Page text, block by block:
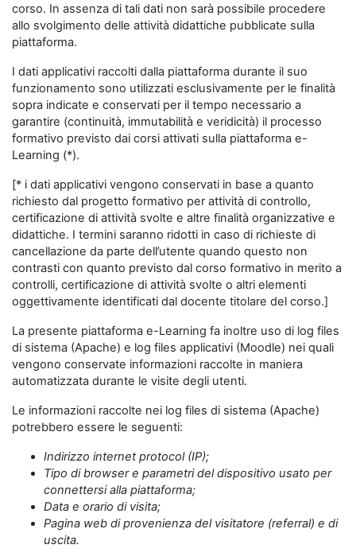
corso. In assenza di tali dati non sarà possibile procedere
allo svolgimento delle attività didattiche pubblicate sulla
piattaforma.
I dati applicativi raccolti dalla piattaforma durante il suo
funzionamento sono utilizzati esclusivamente per le finalità
sopra indicate e conservati per il tempo necessario a
garantire (continuità, immutabilità e veridicità) il processo
formativo previsto dai corsi attivati sulla piattaforma e-
Learning (*).
[* i dati applicativi vengono conservati in base a quanto
richiesto dal progetto formativo per attività di controllo,
certificazione di attività svolte e altre finalità organizzative e
didattiche. I termini saranno ridotti in caso di richieste di
cancellazione da parte dell’utente quando questo non
contrasti con quanto previsto dal corso formativo in merito a
controlli, certificazione di attività svolte o altri elementi
oggettivamente identificati dal docente titolare del corso.]
La presente piattaforma e-Learning fa inoltre uso di log files
di sistema (Apache) e log files applicativi (Moodle) nei quali
vengono conservate informazioni raccolte in maniera
automatizzata durante le visite degli utenti.
Le informazioni raccolte nei log files di sistema (Apache)
potrebbero essere le seguenti:
Indirizzo internet protocol (IP);
Tipo di browser e parametri del dispositivo usato per
connettersi alla piattaforma;
Data e orario di visita;
Pagina web di provenienza del visitatore (referral) e di
uscita.